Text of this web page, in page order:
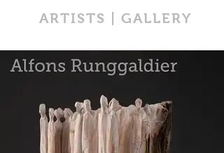
ARTISTS | GALLERY